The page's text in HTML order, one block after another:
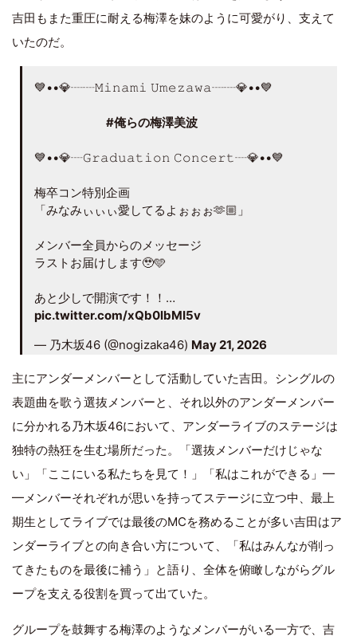
吉田もまた重圧に耐える梅澤を妹のように可愛がり、支えて
いたのだ。
💙••💎┈┈𝙼𝚒𝚗𝚊𝚖𝚒 𝚄𝚖𝚎𝚣𝚊𝚠𝚊┈┈💎••💙
#俺らの梅澤美波
💙••💎┈𝙶𝚛𝚊𝚍𝚞𝚊𝚝𝚒𝚘𝚗 𝙲𝚘𝚗𝚌𝚎𝚛𝚝┈💎••💙
梅卒コン特別企画
「みなみぃぃぃ愛してるよぉぉぉ🫶🏼」
メンバー全員からのメッセージ
ラストお届けします🥹🩵
あと少しで開演です！！…
pic.twitter.com/xQb0lbMI5v
— 乃木坂46 (@nogizaka46) May 21, 2026
主にアンダーメンバーとして活動していた吉田。シングルの
表題曲を歌う選抜メンバーと、それ以外のアンダーメンバー
に分かれる乃木坂46において、アンダーライブのステージは
独特の熱狂を生む場所だった。「選抜メンバーだけじゃな
い」「ここにいる私たちを見て！」「私はこれができる」━
━メンバーそれぞれが思いを持ってステージに立つ中、最上
期生としてライブでは最後のMCを務めることが多い吉田はア
ンダーライブとの向き合い方について、「私はみんなが削っ
てきたものを最後に補う」と語り、全体を俯瞰しながらグル
ープを支える役割を買って出ていた。
グループを鼓舞する梅澤のようなメンバーがいる一方で、吉